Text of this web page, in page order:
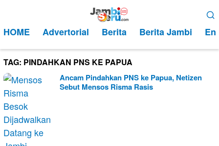
kontenMobile
HOME Advertorial Berita Berita Jambi
TAG: PINDAHKAN PNS KE PAPUA
Ancam Pindahkan PNS ke Papua, Netizen
Sebut Mensos Risma Rasis